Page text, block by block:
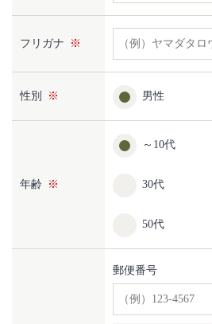
フリガナ
性別 男性
年齢
～10代
30代
50代
郵便番号